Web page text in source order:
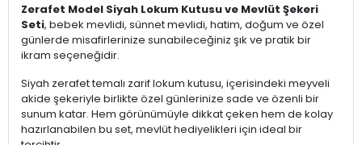
Zerafet Model Siyah Lokum Kutusu ve Mevlüt Şekeri
Seti, bebek mevlidi, sünnet mevlidi, hatim, doğum ve özel
günlerde misafirlerinize sunabileceğiniz şık ve pratik bir
ikram seçeneğidir.
Siyah zerafet temalı zarif lokum kutusu, içerisindeki meyveli
akide şekeriyle birlikte özel günlerinize sade ve özenli bir
sunum katar. Hem görünümüyle dikkat çeken hem de kolay
hazırlanabilen bu set, mevlüt hediyelikleri için ideal bir